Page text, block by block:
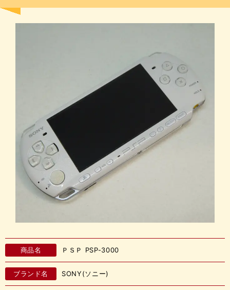
商品名 ＰＳＰ PSP-3000
ブランド名 SONY(ソニー)